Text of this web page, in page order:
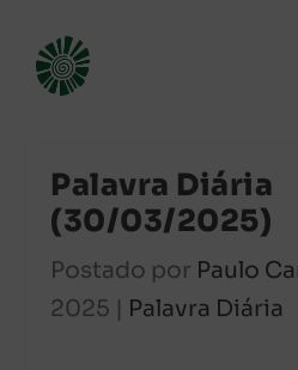
Palavra Diária
(30/03/2025)
Postado por Paulo
2025 | Palavra Diária